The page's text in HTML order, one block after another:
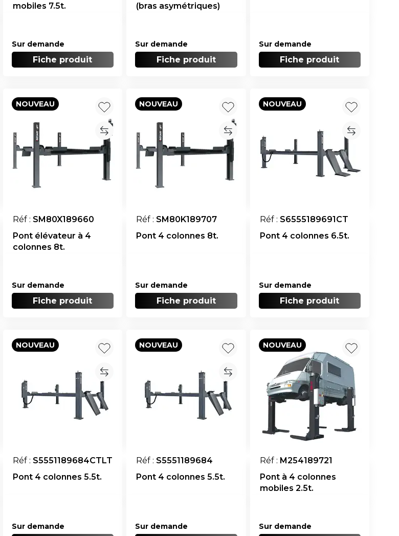
mobiles 7.5t.
Sur demande
Fiche produit
(bras asymétriques)
Sur demande
Fiche produit
Sur demande
Fiche produit
NOUVEAU
Réf : SM80X189660
Pont élévateur à 4
colonnes 8t.
Sur demande
Fiche produit
NOUVEAU
Réf : SM80K189707
Pont 4 colonnes 8t.
Sur demande
Fiche produit
NOUVEAU
Réf : S6555189691CT
Pont 4 colonnes 6.5t.
Sur demande
Fiche produit
NOUVEAU
Réf : S5551189684CTLT
Pont 4 colonnes 5.5t.
Sur demande
NOUVEAU
Réf : S5551189684
Pont 4 colonnes 5.5t.
Sur demande
NOUVEAU
Réf : M254189721
Pont à 4 colonnes
mobiles 2.5t.
Sur demande